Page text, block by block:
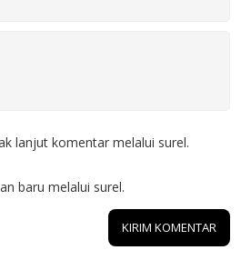
lanjut komentar melalui surel.
baru melalui surel.